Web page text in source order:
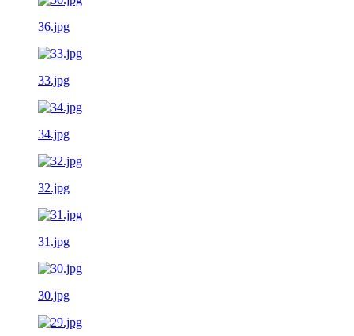
36.jpg
33.jpg
34.jpg
32.jpg
31.jpg
30.jpg